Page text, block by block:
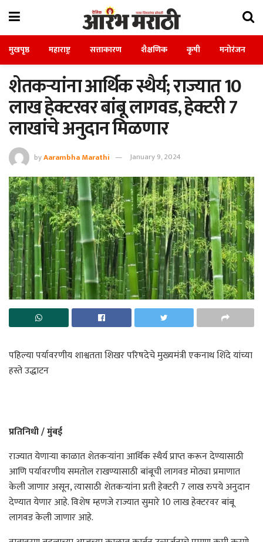
मुखपृष्ठ महाराष्ट्र सत्ताकारण शैक्षणिक कृषी मनोरंजन
शेतकऱ्यांना आर्थिक स्थैर्य; राज्यात 10
लाख हेक्टरवर बांबू लागवड, हेक्टरी 7
लाखांचे अनुदान मिळणार
byAarambha Marathi January 9, 2024
पहिल्या पर्यावरणीय शाश्वतता शिखर परिषदेचे मुख्यमंत्री एकनाथ शिंदे यांच्या
हस्ते उद्धाटन
प्रतिनिधी / मुंबई
राज्यात येणाऱ्या काळात शेतकऱ्यांना आर्थिक स्थैर्य प्राप्त करून देण्यासाठी
आणि पर्यावरणीय समतोल राखण्यासाठी बांबूची लागवड मोठ्या प्रमाणात
केली जाणार असून, त्यासाठी शेतकऱ्यांना प्रती हेक्टरी 7 लाख रुपये अनुदान
देण्यात येणार आहे. विशेष म्हणजे राज्यात सुमारे 10 लाख हेक्टरवर बांबू
लागवड केली जाणार आहे.